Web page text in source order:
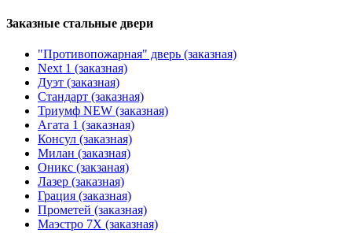
Заказные стальные двери
"Противопожарная" дверь (заказная)
Next 1 (заказная)
Дуэт (заказная)
Стандарт (заказная)
Триумф NEW (заказная)
Агата 1 (заказная)
Консул (заказная)
Милан (заказная)
Оникс (закзаная)
Лазер (заказная)
Грация (заказная)
Прометей (заказная)
Маэстро 7Х (заказная)